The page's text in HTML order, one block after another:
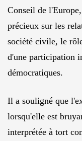
Conseil de
précieux sur les
société civile, le
d'une participation
démocratiques.
Il a souligné que
lorsqu'elle est
interprétée à tort